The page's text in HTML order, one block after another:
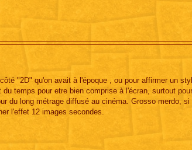
"2D" qu'on avait à l'époque , ou pour affirmer un
temps pour etre bien comprise à l'écran, surtout
du long métrage diffusé au cinéma. Grosso merdo, si
l'effet 12 images secondes.